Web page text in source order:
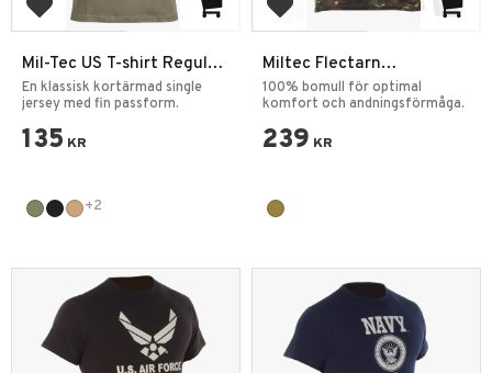
Add to favorites
Mil-Tec US T-shirt Regular
Enfärgad
En klassisk kortärmad single
jersey med fin passform.
135 KR
+2
Add to favorites
Miltec Flectarn
Långärmad T-shirt
100% bomull för optimal
komfort och andningsförmåga.
239 KR